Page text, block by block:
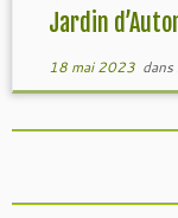
Jardin
18 mai 2023dans